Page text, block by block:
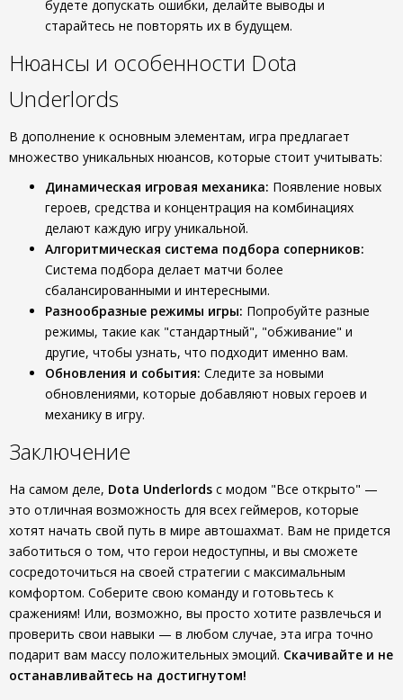
будете допускать ошибки, делайте выводы и
старайтесь не повторять их в будущем.
Нюансы и особенности Dota
Underlords
В дополнение к основным элементам, игра предлагает
множество уникальных нюансов, которые стоит учитывать:
Динамическая игровая механика: Появление новых
героев, средства и концентрация на комбинациях
делают каждую игру уникальной.
Алгоритмическая система подбора соперников:
Система подбора делает матчи более
сбалансированными и интересными.
Разнообразные режимы игры: Попробуйте разные
режимы, такие как "стандартный", "обживание" и
другие, чтобы узнать, что подходит именно вам.
Обновления и события: Следите за новыми
обновлениями, которые добавляют новых героев и
механику в игру.
Заключение
На самом деле, Dota Underlords с модом "Все открыто" —
это отличная возможность для всех геймеров, которые
хотят начать свой путь в мире автошахмат. Вам не придется
заботиться о том, что герои недоступны, и вы сможете
сосредоточиться на своей стратегии с максимальным
комфортом. Соберите свою команду и готовьтесь к
сражениям! Или, возможно, вы просто хотите развлечься и
проверить свои навыки — в любом случае, эта игра точно
подарит вам массу положительных эмоций. Скачивайте и не
останавливайтесь на достигнутом!